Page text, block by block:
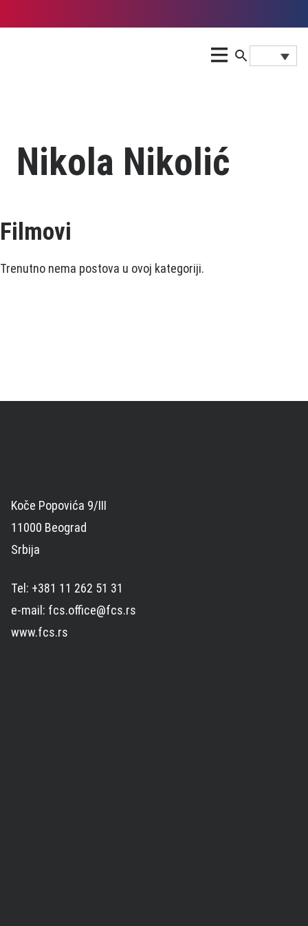
Nikola Nikolić
Filmovi
Trenutno nema postova u ovoj kategoriji.
Koče Popovića 9/III
11000 Beograd
Srbija
Tel: +381 11 262 51 31
e-mail: fcs.office@fcs.rs
www.fcs.rs